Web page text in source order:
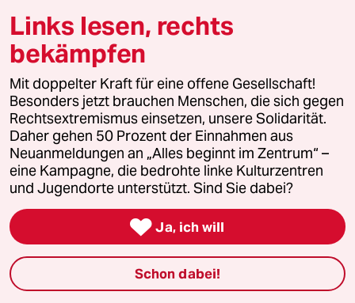
06.06.2022 15:28 Uhr
@Günter Picart:
Erst die Einwohner vertreiben oder
deportieren und dann abstimmen?
Wie stellen Sie sich eine
rechtsgültige Abstimung z.B. in
Mariupol vor?
Oder erst abstimmen nach
Neubesiedlung?
Günter Picart
07.06.2022,00:05 Uhr
@Carsten S.:
Wohlgemerkt, das war ein Vorschlag
Links lesen, rechts
bekämpfen
Mit doppelter Kraft für eine offene Gesellschaft!
Besonders jetzt brauchen Menschen, die sich gegen
Rechtsextremismus einsetzen, unsere Solidarität.
Daher gehen 50 Prozent der Einnahmen aus
Neuanmeldungen an „Alles beginnt im Zentrum“ –
eine Kampagne, die bedrohte linke Kulturzentren
und Jugendorte unterstützt. Sind Sie dabei?
 Ja, ich will
Schon dabei!